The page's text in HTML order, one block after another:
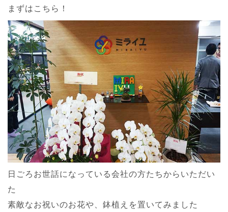
まずはこちら！
日ごろお世話になっている会社の方たちからいただい
た
素敵なお祝いのお花や、鉢植えを置いてみました